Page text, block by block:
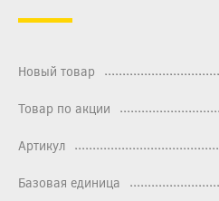
Новый товар
Товар по акции
Артикул
Базовая единица